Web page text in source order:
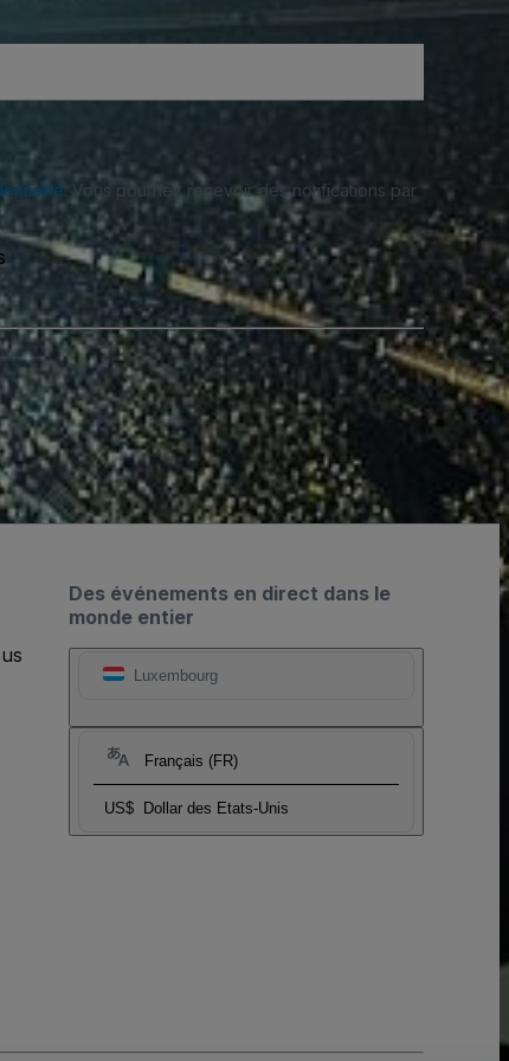
. Vous pourriez recevoir des notifications par
Des événements en direct dans le
monde entier
Luxembourg
Français (FR)
US$ Dollar des Etats-Unis